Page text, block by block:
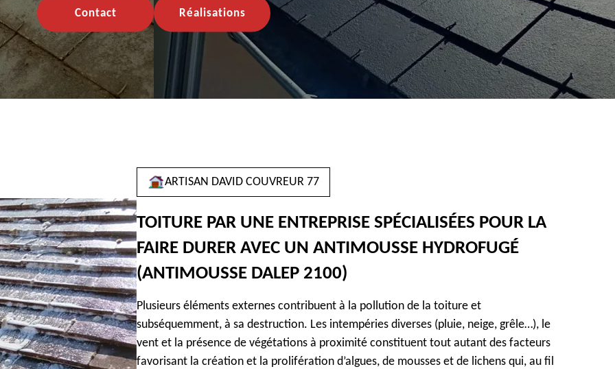
Contact Réalisations
ARTISAN DAVID COUVREUR 77
TOITURE PAR UNE ENTREPRISE SPÉCIALISÉES POUR LA
FAIRE DURER AVEC UN ANTIMOUSSE HYDROFUGÉ
(ANTIMOUSSE DALEP 2100)
Plusieurs éléments externes contribuent à la pollution de la toiture et
subséquemment, à sa destruction. Les intempéries diverses (pluie, neige, grêle…), le
vent et la présence de végétations à proximité constituent tout autant des facteurs
favorisant la création et la prolifération d’algues, de mousses et de lichens qui, au fil